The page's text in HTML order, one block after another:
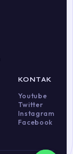
KONTAK
Youtube
Twitter
Instagram
Facebook